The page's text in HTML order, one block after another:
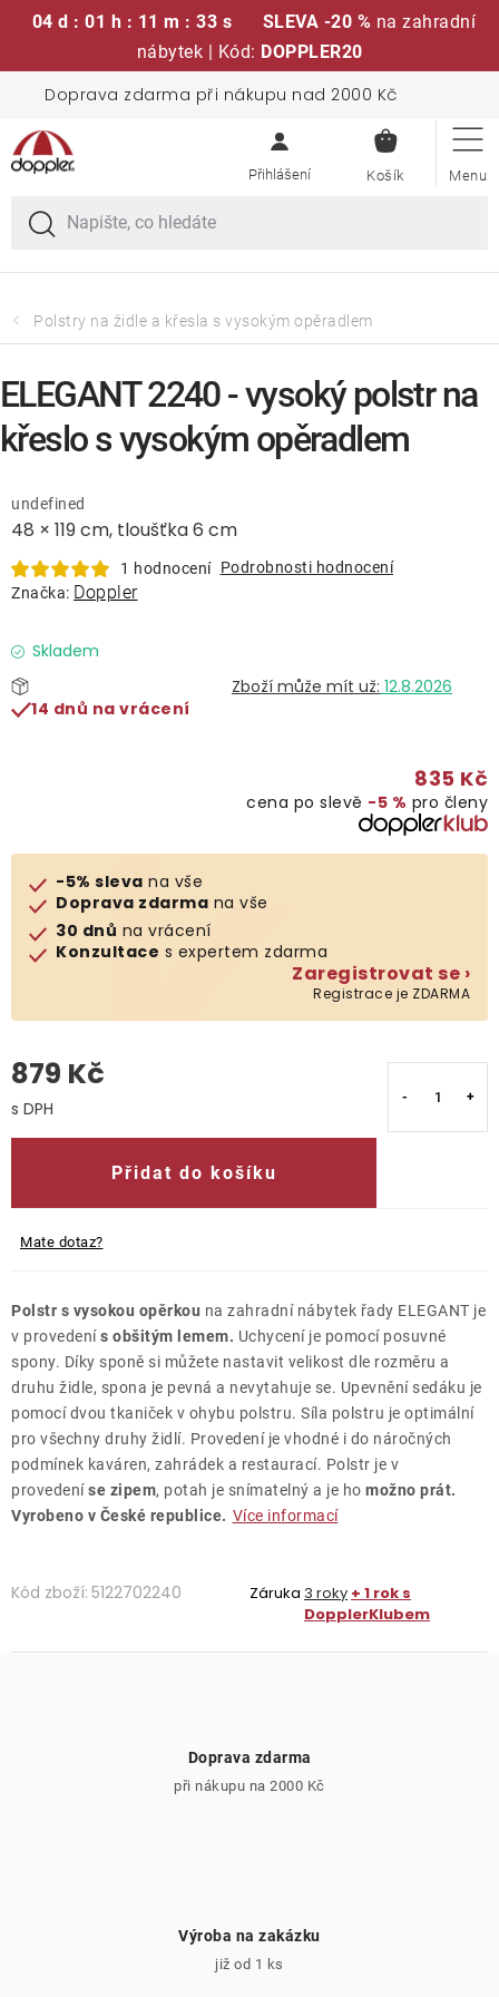
04 d : 01 h : 11 m : 33 s SLEVA -20 % na zahradní
nábytek | Kód: DOPPLER20
obsah
Doprava zdarma při nákupu nad 2000 Kč
KOŠÍK
Sedací soupravy
Slunečníky
Křesla a židle
Lavice a houpačky
Lehátka
Doplňky
Deštníky
Gastro produkty
Klub výhod
Polstry na židle a křesla s vysokým opěradlem
48 × 119 cm, tloušťka 6 cm
undefined
1 hodnocení Podrobnosti hodnocení
Značka: Doppler
Skladem
12.8.2026
14 dnů na vrácení
835 Kč
cena po slevě −5 % pro členy
-5% sleva na vše
Doprava zdarma na vše
30 dnů na vrácení
Konzultace s expertem zdarma
Zaregistrovat se ›
Registrace je ZDARMA
879 Kč
Přidat do košíku
Mate dotaz?
Polstr s vysokou opěrkou na zahradní nábytek řady ELEGANT je
v provedenís obšitým lemem. Uchycení je pomocí posuvné
spony. Díky sponě si můžete nastavit velikost dle rozměru a
druhu židle, spona je pevná a nevytahuje se. Upevnění sedáku je
pomocí dvou tkaniček v ohybu polstru. Síla polstru je optimální
pro všechny druhy židlí. Provedení je vhodné i do náročných
podmínek kaváren, zahrádek a restaurací. Polstr je v
provedeníse zipem, potah je snímatelný a je ho možno prát.
Vyrobeno v České republice. Více informací
Kód zboží: 5122702240 Záruka 3 roky + 1 rok s
DopplerKlubem
ELEGANT 2240 - vysoký polstr na
křeslo s vysokým opěradlem
Doprava zdarma
při nákupu na 2000 Kč
Výroba na zakázku
již od 1 ks